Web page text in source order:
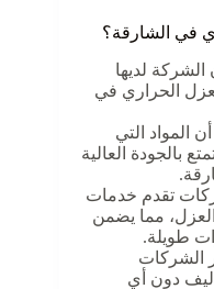
في الشارقة؟
لديها
الحراري في
المواد التي
بالجودة العالية
تقدم خدمات
مما يضمن
طويلة.
الشركات
دون أي